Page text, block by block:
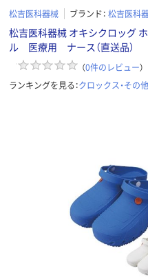
松吉医科器械 ブランド： 松吉医科器
松吉医科器械 オキシクロッグ
ル 医療用 ナース（直送品）
（0件のレビュー）
ランキングを見る：クロックス・その